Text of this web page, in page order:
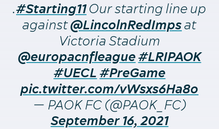
.#Starting11Our starting line up
against@LincolnRedImpsat
Victoria Stadium
@europacnfleague#LRIPAOK
#UECL #PreGame
pic.twitter.com/vWsxs6Ha8o
— PAOK FC (@PAOK_FC)
September 16, 2021